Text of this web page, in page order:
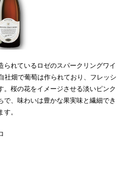
れているロゼのスパークリングワイ
社畑で葡萄は作られており、フレッシ
。桜の花をイメージさせる淡いピンク
、味わいは豊かな果実味と繊細でき
。